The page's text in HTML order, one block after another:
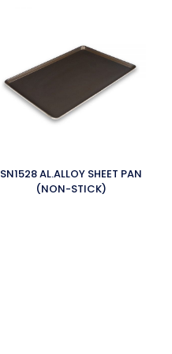
SN1528 AL.ALLOY SHEET PAN
(NON-STICK)